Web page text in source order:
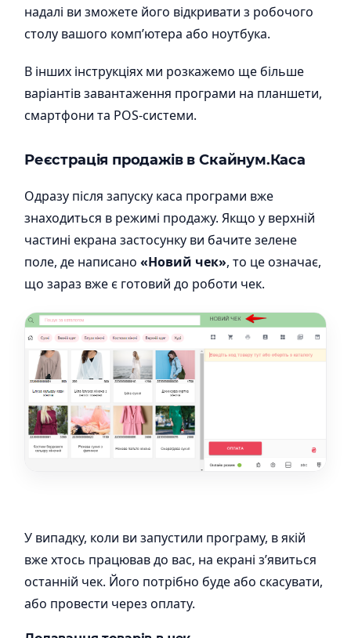
надалі ви зможете його відкривати з робочого
столу вашого комп’ютера або ноутбука.
В інших інструкціях ми розкажемо ще більше
варіантів завантаження програми на планшети,
смартфони та POS-системи.
Реєстрація продажів вСкайнум.Каса
Одразу після запуску каса програми вже
знаходиться в режимі продажу. Якщо у верхній
частині екрана застосунку ви бачите зелене
поле, де написано «Новий чек», то це означає,
що зараз вже є готовий до роботи чек.
У випадку, коли ви запустили програму, в якій
вже хтось працював до вас, на екрані з’явиться
останній чек. Його потрібно буде або скасувати,
або провести через оплату.